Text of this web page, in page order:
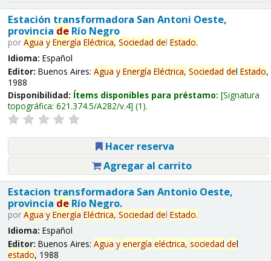
Estación transformadora San Antoni Oeste,
provincia deRío Negro
por Agua y Energía Eléctrica, Sociedad del Estado.
Idioma: Español
Editor: Buenos Aires: Agua y Energía Eléctrica, Sociedad del Estado,
1988
Disponibilidad: Ítems disponibles para préstamo: Signatura
topográfica: 621.374.5/A282/v.4 (1).
Hacer reserva
Agregar al carrito
Estacion transformadora San Antonio Oeste,
provincia deRío Negro.
por Agua y Energía Eléctrica, Sociedad del Estado.
Idioma: Español
Editor: Buenos Aires: Agua y energía eléctrica, sociedad del
estado, 1988